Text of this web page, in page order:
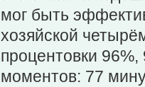
мог быть
хозяйской
процентовки
моментов: 77